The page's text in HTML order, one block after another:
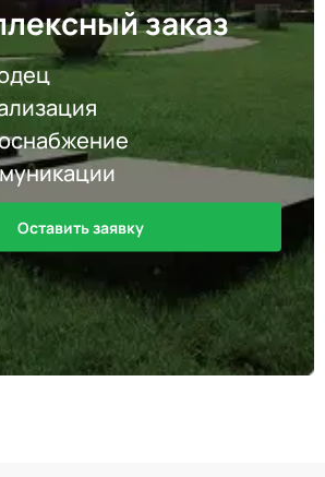
заказ
Оставить заявку